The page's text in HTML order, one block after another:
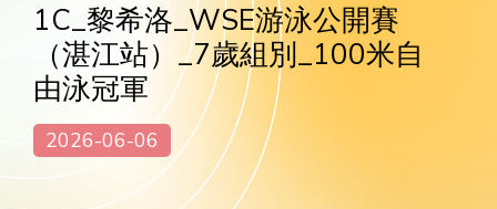
1C_黎希洛_WSE游泳公開賽
（湛江站）_7歲組別_100米自
由泳冠軍
2026-06-06